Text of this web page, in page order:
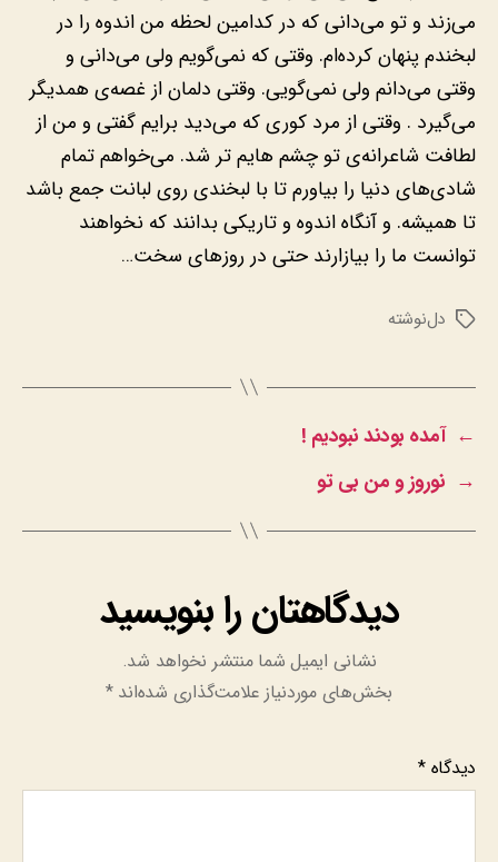
می‌زند و تو می‌دانی که در کدامین لحظه من اندوه را در
لبخندم پنهان کرده‌ام. وقتی که نمی‌گویم ولی می‌دانی و
وقتی می‌دانم ولی نمی‌گویی. وقتی دلمان از غصه‌ی همدیگر
می‌گیرد . وقتی از مرد کوری که می‌دید برایم گفتی و من از
لطافت شاعرانه‌ی تو چشم هایم تر شد. می‌خواهم تمام
شادی‌های دنیا را بیاورم تا با لبخندی روی لبانت جمع باشد
تا همیشه. و آنگاه اندوه و تاریکی بدانند که نخواهند
توانست ما را بیازارند حتی در روزهای سخت…
برچسب‌ها
دل‌نوشته
← آمده بودند نبودیم !
→ نوروز و من بی تو
دیدگاهتان را بنویسید
نشانی ایمیل شما منتشر نخواهد شد.
بخش‌های موردنیاز علامت‌گذاری شده‌اند*
دیدگاه*